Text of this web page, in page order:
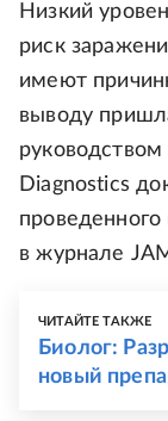
Низкий
риск
имеют
выводу
руководством
Diagnostics
в журнале
ЧИТАЙТЕ ТАКЖЕ
Биолог:
новый